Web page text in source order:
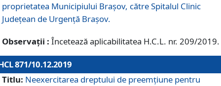
proprietatea Municipiului Braşov, către Spitalul Clinic
Judeţean de Urgenţă Braşov.
Observații : Încetează aplicabilitatea H.C.L. nr. 209/2019.
871/10.12.2019
Titlu: Neexercitarea dreptului de preemţiune pentru